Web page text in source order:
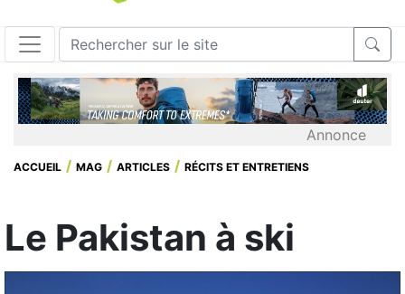
Annonce
ACCUEIL MAG ARTICLES RÉCITS ET ENTRETIENS
Le Pakistan à ski